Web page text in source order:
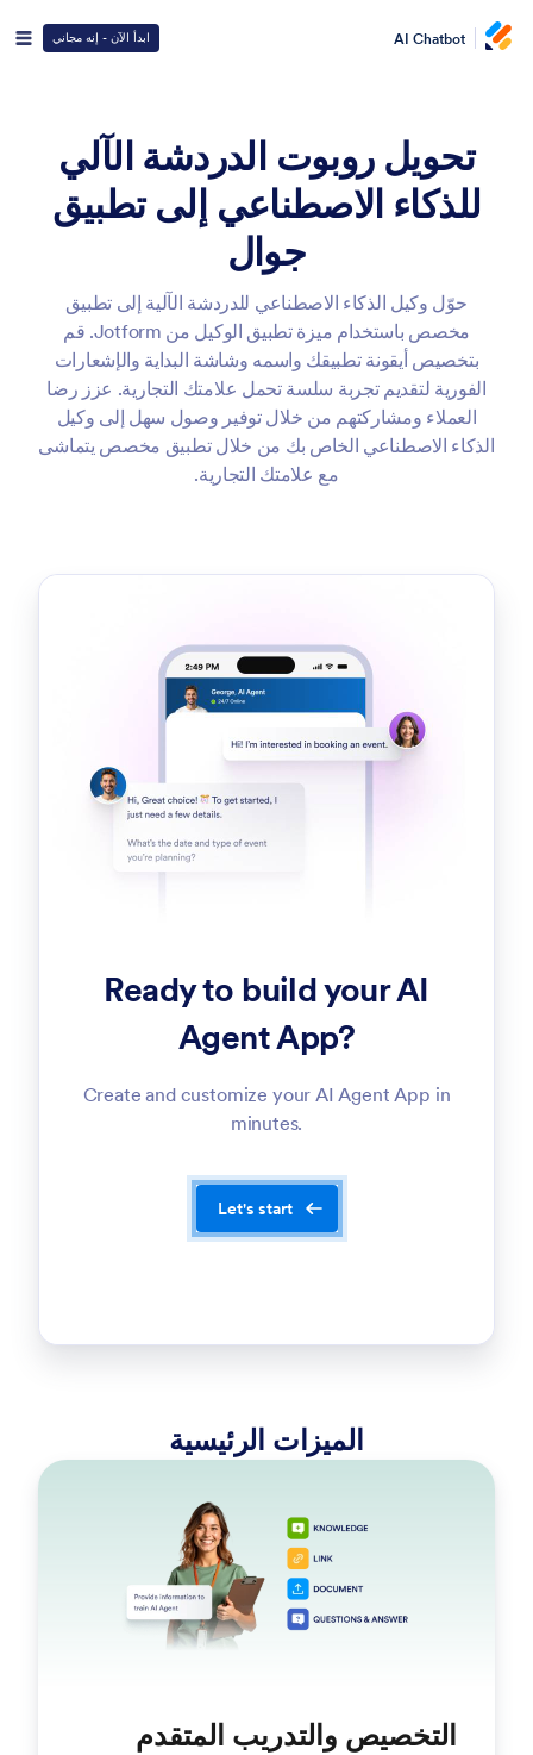
AI Chatbot ابدأ الآن - إنه مجاني
تحويل روبوت الدردشة الآلي
للذكاء الاصطناعي إلى تطبيق
جوال
حوّل وكيل الذكاء الاصطناعي للدردشة الآلية إلى تطبيق
مخصص باستخدام ميزة تطبيق الوكيل من Jotform. قم
بتخصيص أيقونة تطبيقك واسمه وشاشة البداية والإشعارات
الفورية لتقديم تجربة سلسة تحمل علامتك التجارية. عزز رضا
العملاء ومشاركتهم من خلال توفير وصول سهل إلى وكيل
الذكاء الاصطناعي الخاص بك من خلال تطبيق مخصص يتماشى
مع علامتك التجارية.
Ready to build your AI
Agent App?
Create and customize your AI Agent App in
minutes.
Let's start
الميزات الرئيسية
التخصيص والتدريب المتقدم